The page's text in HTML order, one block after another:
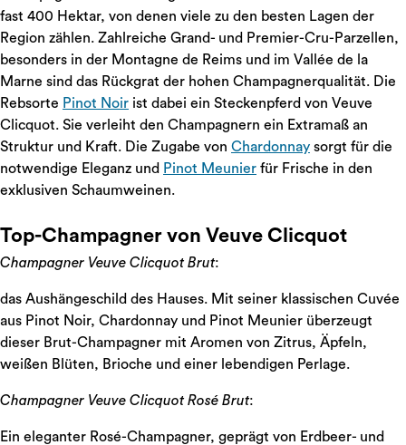
fast 400 Hektar, von denen viele zu den besten Lagen der
Region zählen. Zahlreiche Grand- und Premier-Cru-Parzellen,
besonders in der Montagne de Reims und im Vallée de la
Marne sind das Rückgrat der hohen Champagnerqualität. Die
Rebsorte Pinot Noir ist dabei ein Steckenpferd von Veuve
Clicquot. Sie verleiht den Champagnern ein Extramaß an
Struktur und Kraft. Die Zugabe von Chardonnay sorgt für die
notwendige Eleganz und Pinot Meunier für Frische in den
exklusiven Schaumweinen.
Top-Champagner von Veuve Clicquot
Champagner Veuve Clicquot Brut:
das Aushängeschild des Hauses. Mit seiner klassischen Cuvée
aus Pinot Noir, Chardonnay und Pinot Meunier überzeugt
dieser Brut-Champagner mit Aromen von Zitrus, Äpfeln,
weißen Blüten, Brioche und einer lebendigen Perlage.
Champagner Veuve Clicquot Rosé Brut:
Ein eleganter Rosé-Champagner, geprägt von Erdbeer- und